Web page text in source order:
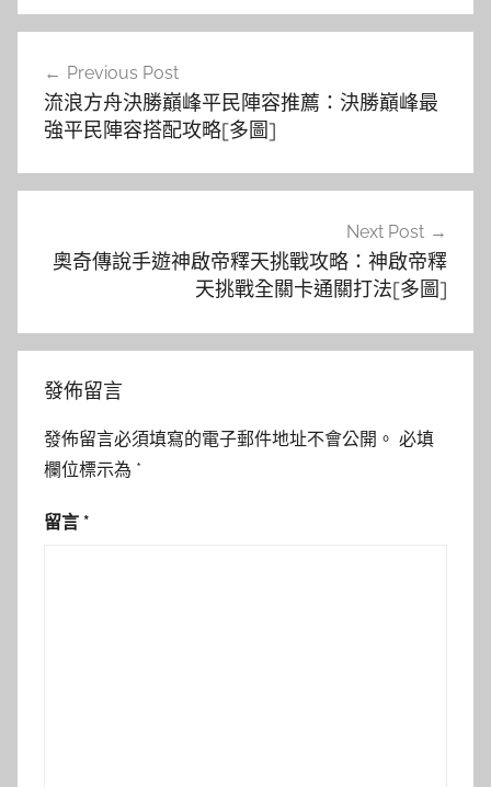
覽
Previous Post
流浪方舟決勝巔峰平民陣容推薦：決勝巔峰最
強平民陣容搭配攻略[多圖]
Next Post
奧奇傳說手遊神啟帝釋天挑戰攻略：神啟帝釋
天挑戰全關卡通關打法[多圖]
發佈留言
發佈留言必須填寫的電子郵件地址不會公開。 必填
欄位標示為 *
留言 *